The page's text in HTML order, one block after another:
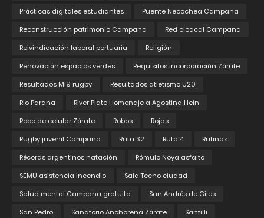
Prácticas digitales estudiantes
Puente Necochea Campana
Reconstrucción patrimonio Campana
Red cloacal Campana
Reivindicación laboral portuaria
Religión
Renovación espacios verdes
Requisitos incorporación Zárate
Resultados M19 rugby
Resultados atletismo U20
Rio Parana
River Plate Homenaje a Agostina Hein
Robo de celular Zárate
Robos
Rojas
Rugby juvenil Campana
Ruta 32 Ruta 4
Rutinas
Récords argentinos natación
Rómulo Noya asfalto
SEMU asistencia incendio
Sala Tecno ciudad
Salud mental Campana gratuita
San Andrés de Giles
San Pedro
Sanatorio Anchorena Zárate
Santilli